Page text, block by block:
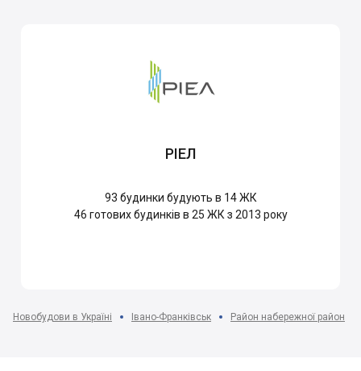
РІЕЛ
93 будинки будують в 14 ЖК
46 готових будинків в 25 ЖК з 2013 року
Новобудови в Україні Івано-Франківськ Район набережної район